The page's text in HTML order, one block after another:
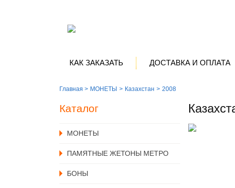
КАК ЗАКАЗАТЬ ДОСТАВКА И ОПЛАТА
Главная > MОНЕТЫ Казахстан 2008
Каталог
MОНЕТЫ
ПАМЯТНЫЕ ЖЕТОНЫ МЕТРО
БОНЫ